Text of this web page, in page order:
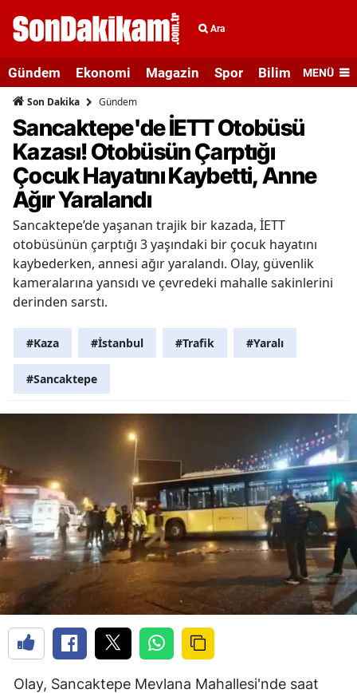
Ara
Gündem Ekonomi Magazin Spor Bilim veMENÜ
Son Dakika Gündem
Sancaktepe'de İETT Otobüsü
Kazası! Otobüsün Çarptığı
Çocuk Hayatını Kaybetti, Anne
Ağır Yaralandı
Sancaktepe’de yaşanan trajik bir kazada, İETT
otobüsünün çarptığı 3 yaşındaki bir çocuk hayatını
kaybederken, annesi ağır yaralandı. Olay, güvenlik
kameralarına yansıdı ve çevredeki mahalle sakinlerini
derinden sarstı.
#Kaza #İstanbul #Trafik #Yaralı
#Sancaktepe
Olay, Sancaktepe Mevlana Mahallesi'nde saat